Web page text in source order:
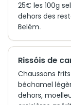
25€ les 100g
dehors des
Belém.
Rissóis de
Chaussons
béchamel
dehors,